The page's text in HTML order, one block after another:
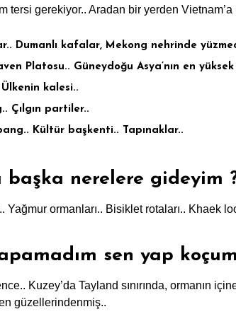
tersi gerekiyor.. Aradan bir yerden
Dumanlı kafalar, Mekong nehrinde
Platosu.. Güneydoğu Asya’nın en
kalesi..
Çılgın partiler..
Kültür başkenti.. Tapınaklar..
başka nerelere gideyim
Yağmur ormanları.. Bisiklet rotaları.. Khaek
sen yap
Kuzey’da Tayland sınırında, ormanın
güzellerindenmiş..